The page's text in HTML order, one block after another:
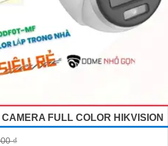
FULL COLOR HIKVISION
₫